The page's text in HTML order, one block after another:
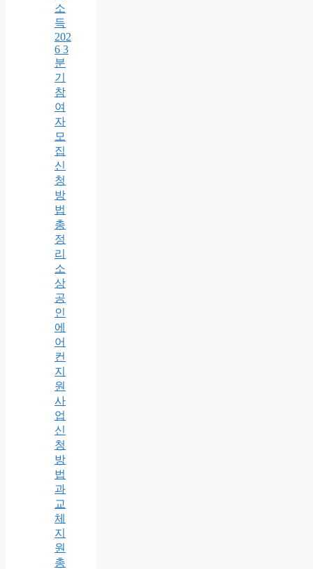
소
득
202
6 3
분
기
참
여
자
모
집
신
청
방
법
총
정
리
소
상
공
인
에
어
컨
지
원
사
업
신
청
방
법
과
교
체
지
원
총